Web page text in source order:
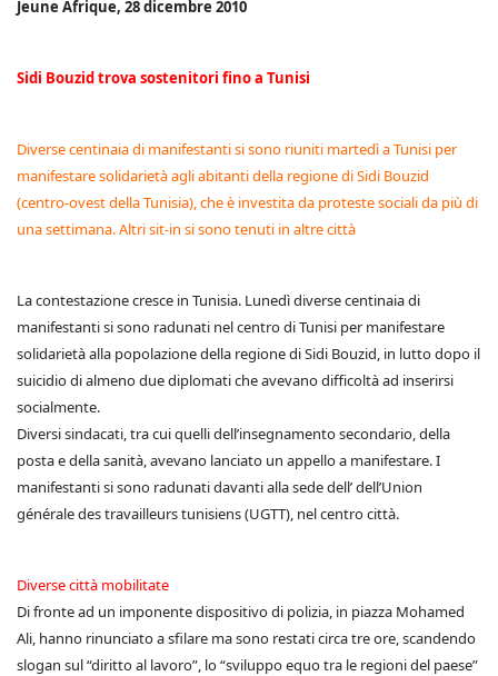
Jeune Afrique, 28 dicembre 2010
Sidi Bouzid trova sostenitori fino a Tunisi
Diverse centinaia di manifestanti si sono riuniti martedì a Tunisi per
manifestare solidarietà agli abitanti della regione di Sidi Bouzid
(centro-ovest della Tunisia), che è investita da proteste sociali da più di
una settimana. Altri sit-in si sono tenuti in altre città
La contestazione cresce in Tunisia. Lunedì diverse centinaia di
manifestanti si sono radunati nel centro di Tunisi per manifestare
solidarietà alla popolazione della regione di Sidi Bouzid, in lutto dopo il
suicidio di almeno due diplomati che avevano difficoltà ad inserirsi
socialmente.
Diversi sindacati, tra cui quelli dell’insegnamento secondario, della
posta e della sanità, avevano lanciato un appello a manifestare. I
manifestanti si sono radunati davanti alla sede dell’ dell’Union
générale des travailleurs tunisiens (UGTT), nel centro città.
Diverse città mobilitate
Di fronte ad un imponente dispositivo di polizia, in piazza Mohamed
Ali, hanno rinunciato a sfilare ma sono restati circa tre ore, scandendo
slogan sul “diritto al lavoro”, lo “sviluppo equo tra le regioni del paese”